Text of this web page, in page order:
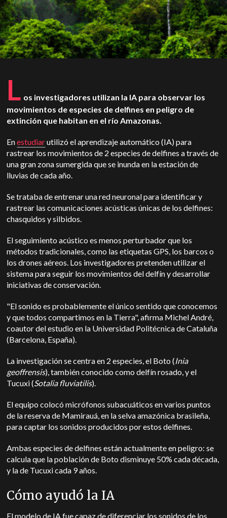
L os investigadores utilizan la IA para observar los
movimientos de especies de delfines en peligro de
extinción que habitan en el río Amazonas.
Enestudiarutilizó el aprendizaje automático (IA) para
rastrear los movimientos de 2 especies de delfines a través de
una gran zona sumergida que se inunda en la estación de
lluvias de cada año.
Se trataba de entrenar una red neuronal para identificar y
rastrear las comunicaciones acústicas únicas de los delfines:
chasquidos y silbidos.
El seguimiento acústico es menos perturbador que los
métodos tradicionales, como las etiquetas GPS, los barcos o
los drones aéreos. Los investigadores pretenden utilizar el
sistema para seguir los movimientos del delfín y desarrollar
iniciativas de conservación.
"El sonido es probablemente el único sentido que conocemos
y que todos compartimos en la Tierra", afirma Michel André,
coautor del estudio en la Universidad Politécnica de Cataluña
(Barcelona, España).
La investigación se centra en 2 especies, el Boto (Inia
geoffrensis), también conocido como delfín rosado, y el
Tucuxi (Sotalia fluviatilis).
El equipo colocó micrófonos subacuáticos en varios puntos
de la reserva de Mamirauá, en la selva amazónica brasileña,
para captar los sonidos producidos por estos delfines.
Ambas especies de delfines están actualmente en peligro: se
calcula que la población de Boto disminuye 50% cada década,
y la de Tucuxi cada 9 años.
Cómo ayudó la IA
El modelo de IA fue capaz de diferenciar los sonidos de los